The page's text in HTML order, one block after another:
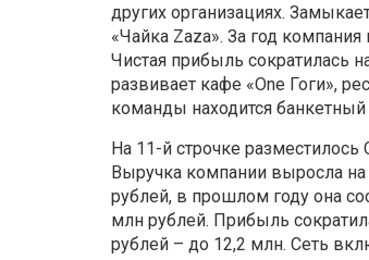
других организациях.
«Чайка Zaza». За год
Чистая прибыль сократилась
развивает кафе «One Гоги»,
команды находится банкетный
На 11-й строчке разместилось
Выручка компании выросла
рублей, в прошлом году она
млн рублей. Прибыль
рублей – до 12,2 млн. Сеть